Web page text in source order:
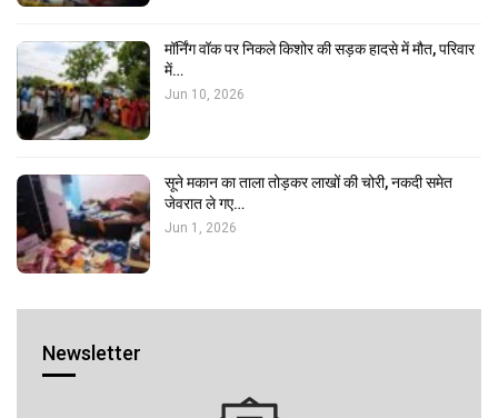
मॉर्निंग वॉक पर निकले किशोर की सड़क हादसे में मौत, परिवार
में…
Jun 10, 2026
सूने मकान का ताला तोड़कर लाखों की चोरी, नकदी समेत
जेवरात ले गए…
Jun 1, 2026
Newsletter